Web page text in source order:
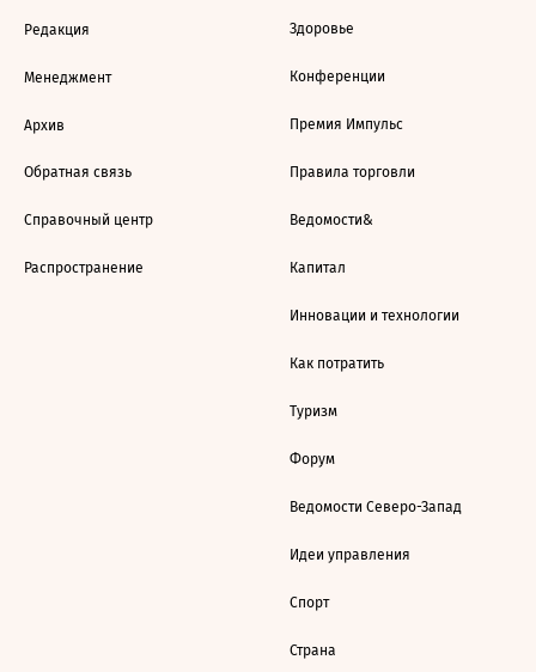
Редакция
Менеджмент
Архив
Обратная связь
Справочный центр
Распространение
Здоровье
Конференции
Премия Импульс
Правила торговли
Ведомости&
Капитал
Инновации и технологии
Как потратить
Туризм
Форум
Ведомости Северо-Запад
Идеи управления
Спорт
Страна